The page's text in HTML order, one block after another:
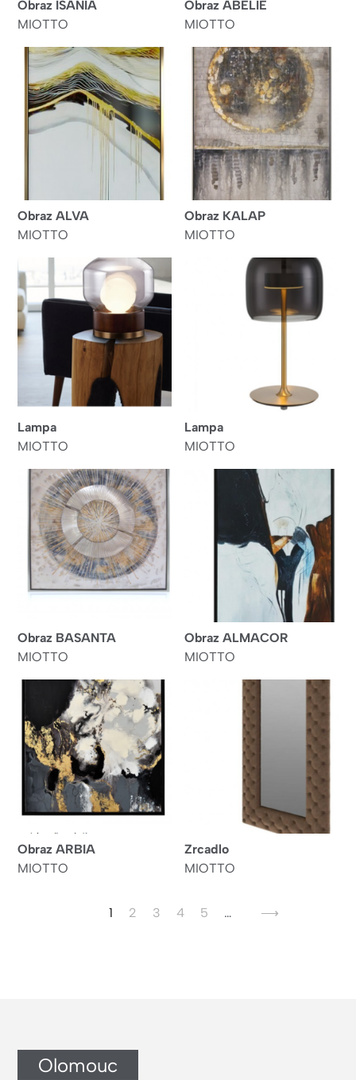
Obraz ISANIA
MIOTTO
Obraz ABELIE
MIOTTO
Obraz ALVA
MIOTTO
Obraz KALAP
MIOTTO
Lampa
MIOTTO
Lampa
MIOTTO
Obraz BASANTA
MIOTTO
Obraz ALMACOR
MIOTTO
Obraz ARBIA
MIOTTO
Zrcadlo
MIOTTO
Aktuální
1 Page
2 Page
3 Page
4 Page
5 …
Následující
⟶
Olomouc